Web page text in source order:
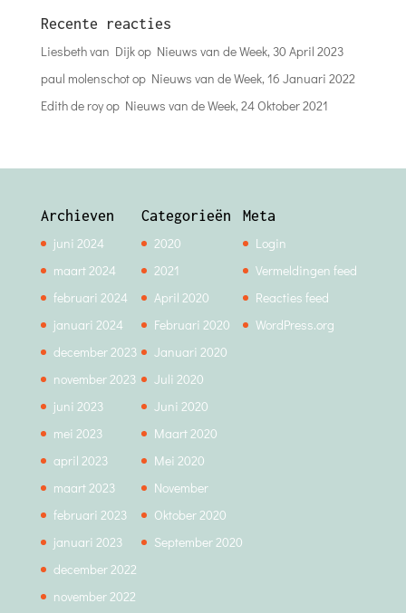
Recente reacties
Liesbeth van Dijkop Nieuws van de Week, 30 April 2023
paul molenschotop Nieuws van de Week, 16 Januari 2022
Edith de royop Nieuws van de Week, 24 Oktober 2021
Archieven
juni 2024
maart 2024
februari 2024
januari 2024
december 2023
november 2023
juni 2023
mei 2023
april 2023
maart 2023
februari 2023
januari 2023
december 2022
november 2022
Categorieën
2020
2021
April 2020
Februari 2020
Januari 2020
Juli 2020
Juni 2020
Maart 2020
Mei 2020
November
Oktober 2020
September 2020
Meta
Login
Vermeldingen feed
Reacties feed
WordPress.org